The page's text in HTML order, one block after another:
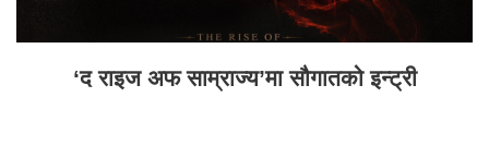
‘द राइज अफ साम्राज्य’मा सौगातको इन्ट्री